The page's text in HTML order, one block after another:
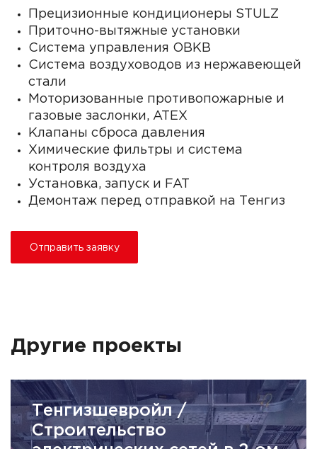
Прецизионные кондиционеры STULZ
Приточно-вытяжные установки
Система управления ОВКВ
Система воздуховодов из нержавеющей
стали
Моторизованные противопожарные и
газовые заслонки, ATEX
Клапаны сброса давления
Химические фильтры и система
контроля воздуха
Установка, запуск и FAT
Демонтаж перед отправкой на Тенгиз
Отправить заявку
Другие проекты
Тенгизшевройл /
Строительство